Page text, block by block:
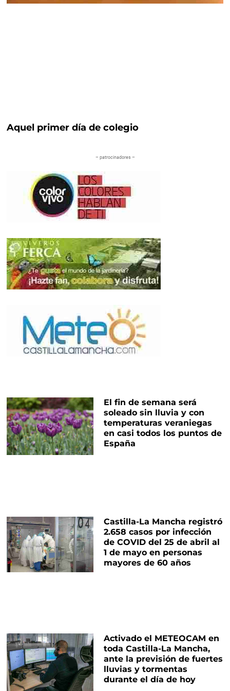
Aquel primer día de colegio
– patrocinadores –
El fin de semana será
soleado sin lluvia y con
temperaturas veraniegas
en casi todos los puntos de
España
Castilla-La Mancha registró
2.658 casos por infección
de COVID del 25 de abril al
1 de mayo en personas
mayores de 60 años
Activado el METEOCAM en
toda Castilla-La Mancha,
ante la previsión de fuertes
lluvias y tormentas
durante el día de hoy